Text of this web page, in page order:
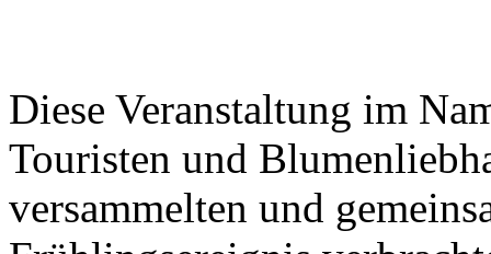
Diese Veranstaltung im
Touristen und
versammelten und